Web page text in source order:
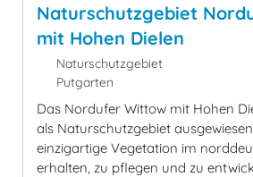
Naturschutzgebiet
mit Hohen Dielen
Naturschutzgebiet
Putgarten
Das Nordufer Wittow mit Hohen
als Naturschutzgebiet
einzigartige Vegetation im
erhalten, zu pflegen und zu